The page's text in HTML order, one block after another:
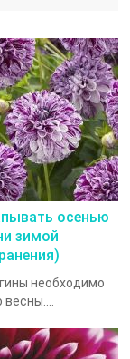
осенью
зимой
необходимо